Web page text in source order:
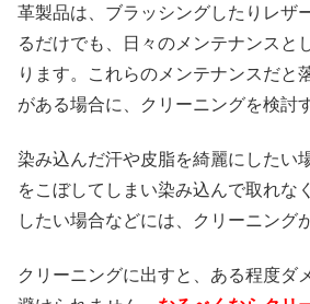
革製品は、ブラッシングしたりレザ
るだけでも、日々のメンテナンスと
ります。これらのメンテナンスだと
がある場合に、クリーニングを検討
染み込んだ汗や皮脂を綺麗にしたい
をこぼしてしまい染み込んで取れな
したい場合などには、クリーニング
クリーニングに出すと、ある程度ダ